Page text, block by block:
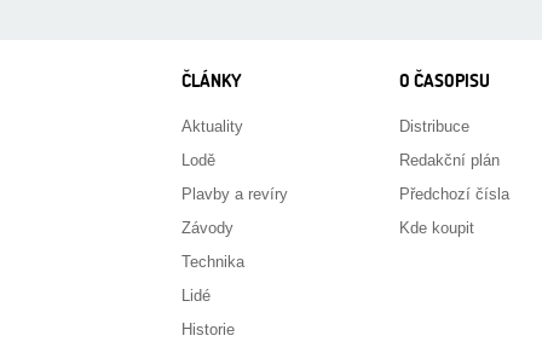
ČLÁNKY
Aktuality
Lodě
Plavby a revíry
Závody
Technika
Lidé
Historie
O ČASOPISU
Distribuce
Redakční plán
Předchozí čísla
Kde koupit